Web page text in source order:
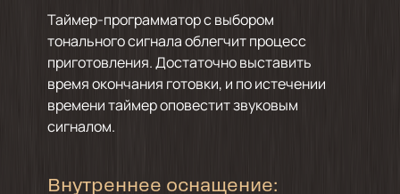
Таймер-программатор с выбором
тонального сигнала облегчит процесс
приготовления. Достаточно выставить
время окончания готовки, и по истечении
времени таймер оповестит звуковым
сигналом.
Внутреннее оснащение: